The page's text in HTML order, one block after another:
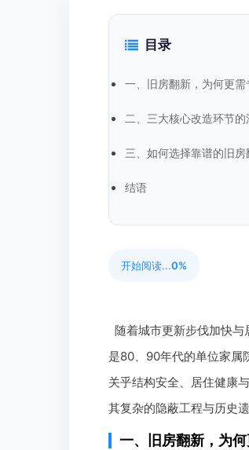
目录
一、旧房翻新，为何更需
二、三大核心改造环节
三、如何选择靠谱的旧
结语
开始阅读...0%
随着城市更新步伐加快
是80、90年代的单位家属
关乎结构安全、居住健康
其复杂的隐蔽工程与历史
一、旧房翻新，为